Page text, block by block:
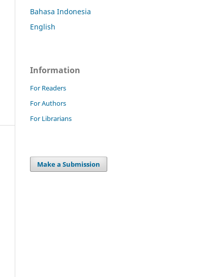
Bahasa Indonesia
English
Information
For Readers
For Authors
For Librarians
Make a Submission